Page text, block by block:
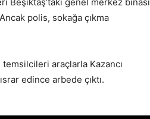
polis, sokağa çıkma
araçlarla Kazancı
edince arbede çıktı.